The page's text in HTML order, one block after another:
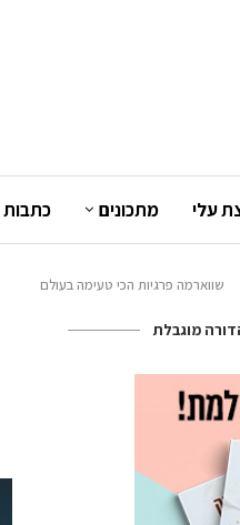
עלי מתכונים כתבות
שווארמה פרגיות הכי טעימה בעולם
מוגבלת